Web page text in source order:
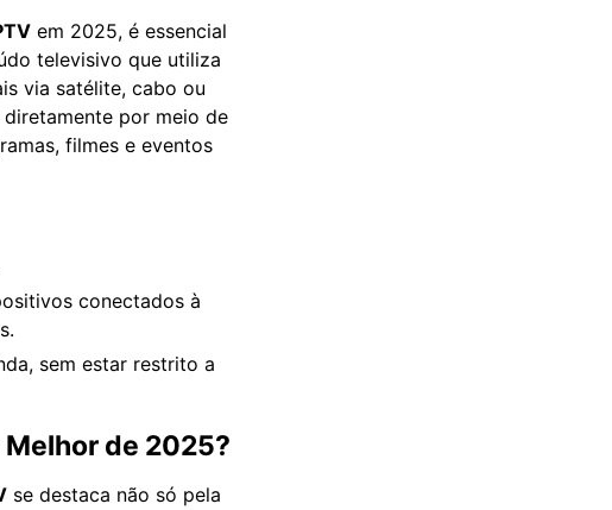
em 2025, é essencial
televisivo que utiliza
via satélite, cabo ou
por meio de
filmes e eventos
conectados à
sem estar restrito a
Melhor de 2025?
se destaca não só pela